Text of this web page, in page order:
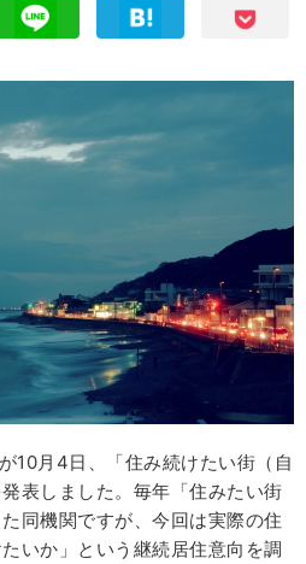
10月4日、「住み続けたい街（自
表しました。毎年「住みたい街
同機関ですが、今回は実際の住
いか」という継続居住意向を調